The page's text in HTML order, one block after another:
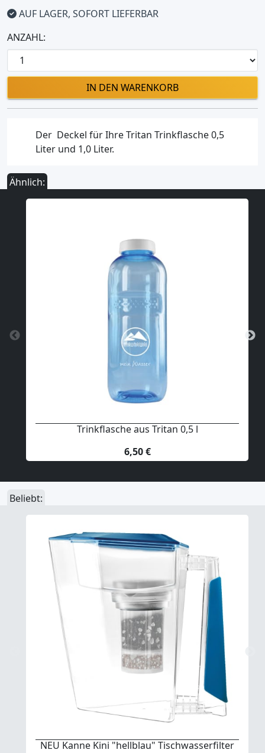
AUF LAGER, SOFORT LIEFERBAR
ANZAHL:
IN DEN WARENKORB
Der Deckel für Ihre Tritan Trinkflasche 0,5
Liter und 1,0 Liter.
Ähnlich:
Trinkflasche aus Tritan 0,5 l
6,50 €
Beliebt:
NEU Kanne Kini "hellblau" Tischwasserfilter